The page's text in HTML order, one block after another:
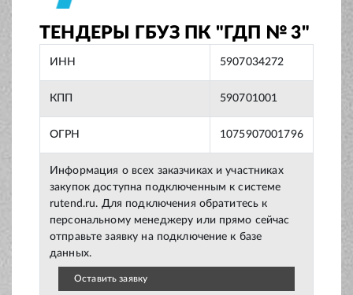
ТЕНДЕРЫ ГБУЗ ПК "ГДП № 3"
ИНН 5907034272
КПП 590701001
ОГРН 1075907001796
Информация о всех заказчиках и участниках
закупок доступна подключенным к системе
rutend.ru. Для подключения обратитесь к
персональному менеджеру или прямо сейчас
отправьте заявку на подключение к базе
данных.
Оставить заявку